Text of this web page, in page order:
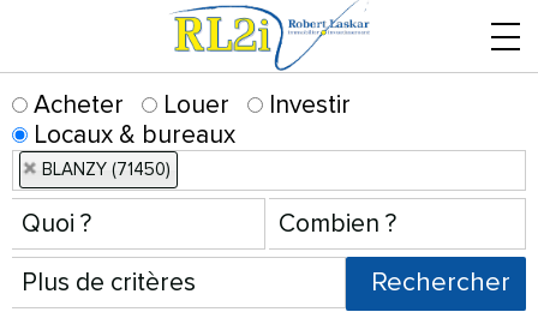
Acheter Louer
Investir
Locaux & bureaux
BLANZY (71450)